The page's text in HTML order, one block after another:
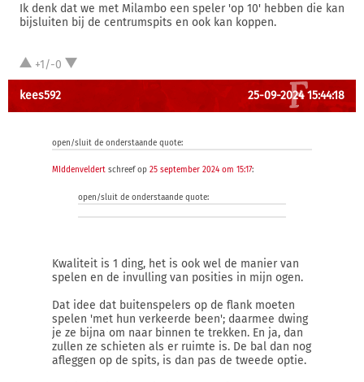
Ik denk dat we met Milambo een speler 'op 10' hebben die kan
bijsluiten bij de centrumspits en ook kan koppen.
+1/-0
kees592 25-09-2024 15:44:18
open/sluit de onderstaande quote:
MIddenveldert schreef op 25 september 2024 om 15:17:
open/sluit de onderstaande quote:
Kwaliteit is 1 ding, het is ook wel de manier van
spelen en de invulling van posities in mijn ogen.
Dat idee dat buitenspelers op de flank moeten
spelen 'met hun verkeerde been'; daarmee dwing
je ze bijna om naar binnen te trekken. En ja, dan
zullen ze schieten als er ruimte is. De bal dan nog
afleggen op de spits, is dan pas de tweede optie.